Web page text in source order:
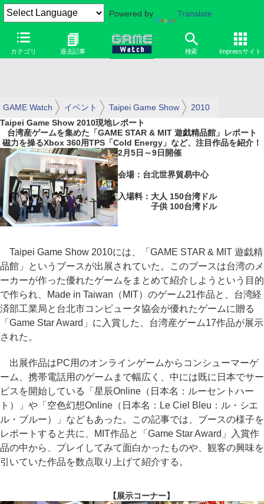
Powered by Translate
カテゴリ 過去記事 検索 Impressサイト
GAME Watch イベント Taipei Game Show
2010
Taipei Game Show 2010現地レポート
台湾産ゲームを集めた「GAME STAR & MIT 遊戯精品館」レポート
磁力を操るXbox 360用TPS「Cold Energy」など、注目作品を紹介！
2月5日～9日開催
会場：台北世界貿易中心
入場料：大人 150台湾ドル
子供 100台湾ドル
Taipei Game Show 2010には、「GAME STAR & MIT 遊戯精
品館」というブースが出展されていた。このブースは台湾のメ
ーカーが作った優れたゲームをまとめて紹介しようという目的
で作られ、Made in Taiwan（MIT）のゲーム21作品と、台湾経
済部工業局と台北市コンピュータ協会が優れたゲームに贈る
「Game Star Award」に入賞した、台湾産ゲーム17作品が展示
された。
出展作品はPC用のオンラインゲームからコンシューマーゲ
ーム、携帯電話用のゲームまで幅広く、中には既に日本でサー
ビスを開始している「星辰Online（日本名：ルーセントハー
ト）」や「空色幻想Online（日本名：Le Ciel Bleu：ル・シエ
ル・ブルー）」などもあった。この記事では、ブースの様子を
レポートすると共に、MIT作品と「Game Star Award」入賞作
品の中から、プレイしてみて面白かったものや、観客の興味を
引いていた作品を数点取り上げて紹介する。
【展示コーナー】